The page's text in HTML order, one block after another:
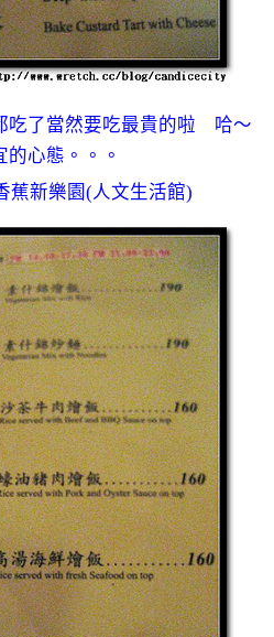
了當然要吃最貴的啦 哈～
的心態。。。